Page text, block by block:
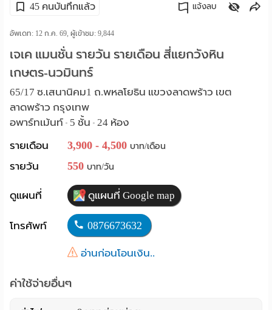
Language
:
English
45 คนบันทึกแล้ว แจ้งลบ
อัพเดท: 12 ก.ค. 69, ผู้เข้าชม:9,844
เจเค แมนชั่น รายวัน รายเดือน สี่แยกวังหิน
เกษตร-นวมินทร์
65/17 ซ.เสนานิคม1 ถ.พหลโยธิน แขวงลาดพร้าว เขต
ลาดพร้าว กรุงเทพ
อพาร์ทเม้นท์ • 5 ชั้น • 24 ห้อง
รายเดือน
3,900 - 4,500 บาท/เดือน
รายวัน 550 บาท/วัน
ดูแผนที่ ดูแผนที่ Google map
โทรศัพท์ 0876673632
อ่านก่อนโอนเงิน..
ค่าใช้จ่ายอื่นๆ